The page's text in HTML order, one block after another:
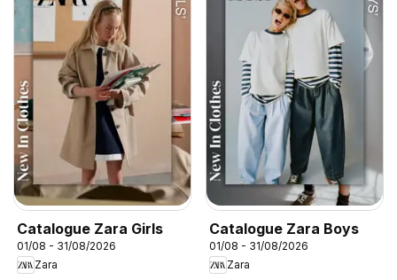
Catalogue Zara Girls
01/08 - 31/08/2026
Zara
Catalogue Zara Boys
01/08 - 31/08/2026
Zara